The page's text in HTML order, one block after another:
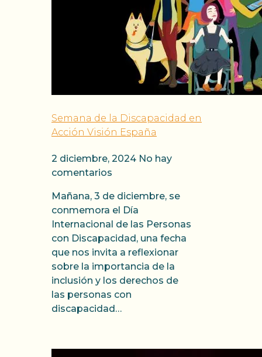
Semana de la Discapacidad en
Acción Visión España
2 diciembre, 2024 No hay
comentarios
Mañana, 3 de diciembre, se
conmemora el Día
Internacional de las Personas
con Discapacidad, una fecha
que nos invita a reflexionar
sobre la importancia de la
inclusión y los derechos de
las personas con
discapacidad…